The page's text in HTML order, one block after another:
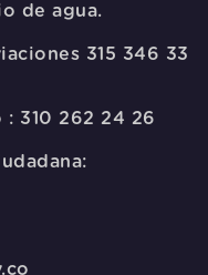
de agua.
315 346 33
: 310 262 24 26